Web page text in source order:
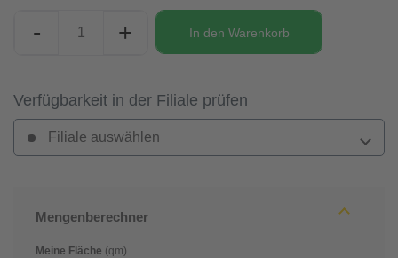
- + In den Warenkorb
Verfügbarkeit in der Filiale prüfen
Filiale auswählen
Mengenberechner
Meine Fläche (qm)